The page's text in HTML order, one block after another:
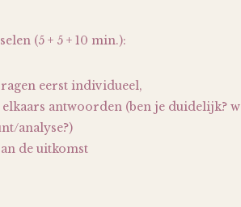
(5 + 5 + 10 min.):
eerst individueel,
antwoorden (ben je duidelijk?
analyse?)
de uitkomst